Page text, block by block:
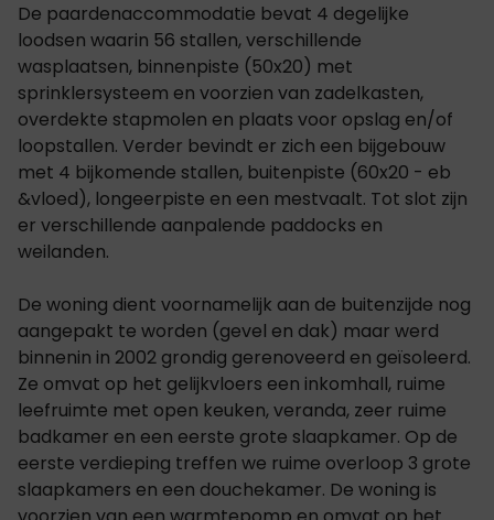
De paardenaccommodatie bevat 4 degelijke
loodsen waarin 56 stallen, verschillende
wasplaatsen, binnenpiste (50x20) met
sprinklersysteem en voorzien van zadelkasten,
overdekte stapmolen en plaats voor opslag en/of
loopstallen. Verder bevindt er zich een bijgebouw
met 4 bijkomende stallen, buitenpiste (60x20 - eb
&vloed), longeerpiste en een mestvaalt. Tot slot zijn
er verschillende aanpalende paddocks en
weilanden.
De woning dient voornamelijk aan de buitenzijde nog
aangepakt te worden (gevel en dak) maar werd
binnenin in 2002 grondig gerenoveerd en geïsoleerd.
Ze omvat op het gelijkvloers een inkomhall, ruime
leefruimte met open keuken, veranda, zeer ruime
badkamer en een eerste grote slaapkamer. Op de
eerste verdieping treffen we ruime overloop 3 grote
slaapkamers en een douchekamer. De woning is